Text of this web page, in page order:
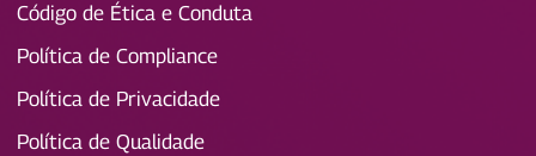
Código de Ética e Conduta
Política de Compliance
Política de Privacidade
Política de Qualidade